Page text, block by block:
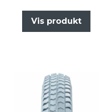
Vis produkt